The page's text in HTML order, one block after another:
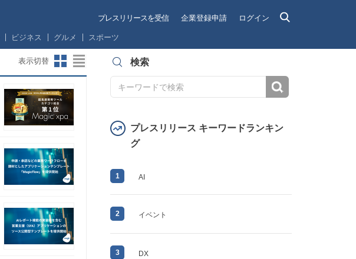
プレスリリースを受信 企業登録申請 ログイン
ビジネス グルメ スポーツ
表示切替 検索
プレスリリース キーワードランキン
グ
1 AI
2 イベント
3 DX